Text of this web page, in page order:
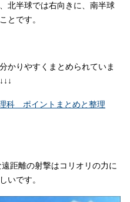
北半球では右向きに、南半球
とです。
かりやすくまとめられていま
科 ポイントまとめと整理
距離の射撃はコリオリの力に
いです。